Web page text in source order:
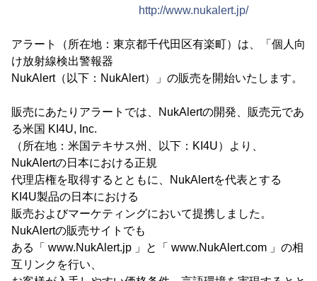
http://www.nukalert.jp/
アラート（所在地：東京都千代田区有楽町）は、「個人向
け放射線検出警報器
NukAlert（以下：NukAlert）」の販売を開始いたします。
販売にあたりアラートでは、NukAlertの開発、販売元であ
る米国 KI4U, Inc.
（所在地：米国テキサス州、以下：KI4U）より、
NukAlertの日本における正規
代理店権を取得するとともに、NukAlertを代表とする
KI4U製品の日本における
販売およびマーケティングにおいて提携しました。
NukAlertの販売サイトでも
ある「 www.NukAlert.jp 」と「 www.NukAlert.com 」の相
互リンクを行い、